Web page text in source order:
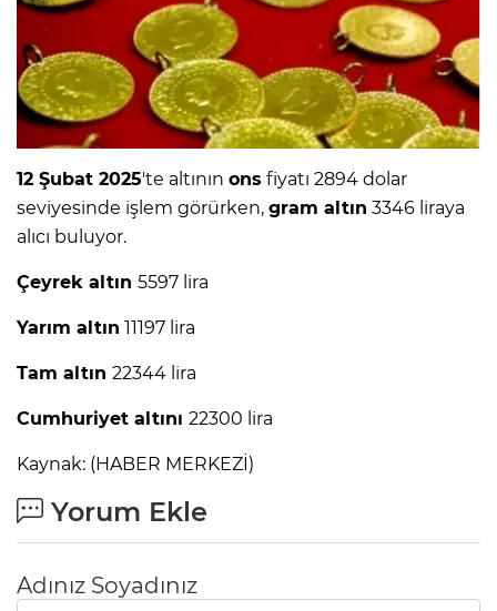
12 Şubat 2025'te altının ons fiyatı 2894 dolar
seviyesinde işlem görürken, gram altın 3346 liraya
alıcı buluyor.
Çeyrek altın 5597 lira
Yarım altın 11197 lira
Tam altın 22344 lira
Cumhuriyet altını 22300 lira
Kaynak: (HABER MERKEZİ)
Yorum Ekle
Adınız Soyadınız